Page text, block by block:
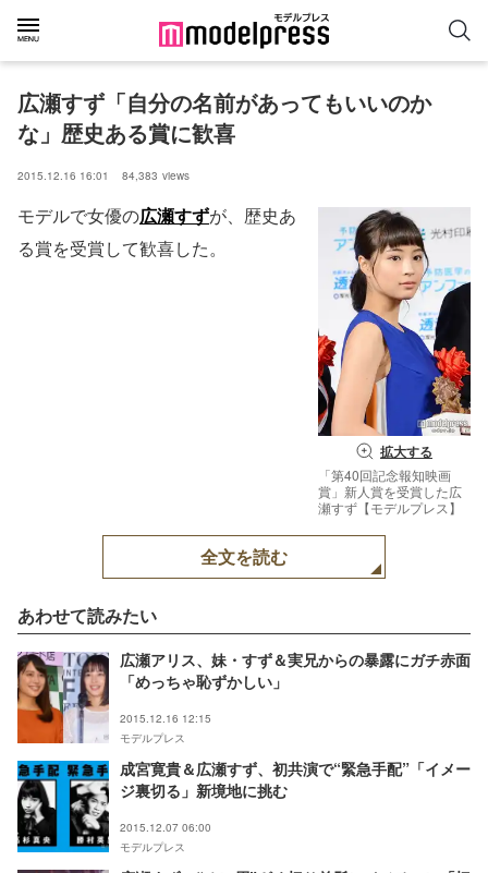
広瀬すず「自分の名前があってもいいのか
な」歴史ある賞に歓喜
2015.12.16 16:01 84,383 views
拡大する
「第40回記念報知映画
賞」新人賞を受賞した広
瀬すず【モデルプレス】
モデルで女優の広瀬すずが、歴史あ
る賞を受賞して歓喜した。
全文を読む
あわせて読みたい
広瀬アリス、妹・すず＆実兄からの暴露にガチ赤面
「めっちゃ恥ずかしい」
2015.12.16 12:15
モデルプレス
成宮寛貴＆広瀬すず、初共演で“緊急手配”「イメー
ジ裏切る」新境地に挑む
2015.12.07 06:00
モデルプレス